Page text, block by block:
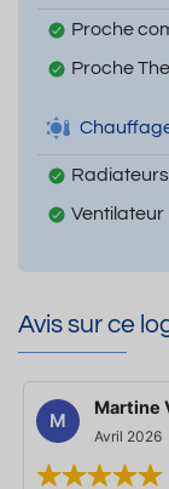
Proche
Proche
Ventilateur
Avis sur ce
M
Martine
Avril 2026